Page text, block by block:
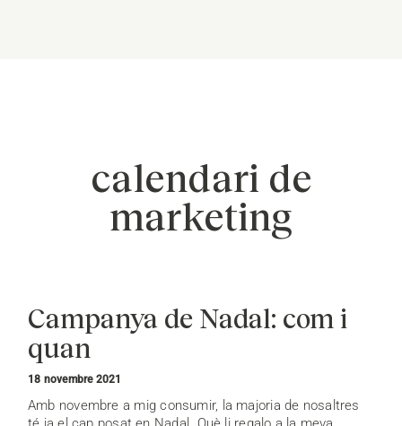
calendari de
marketing
Campanya de Nadal: com i
quan
18 novembre 2021
Amb novembre a mig consumir, la majoria de nosaltres